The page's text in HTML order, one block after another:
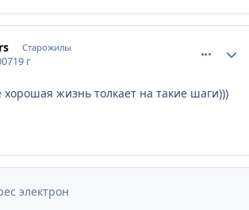
Старожилы
19 г
хорошая жизнь толкает на такие шаги)))